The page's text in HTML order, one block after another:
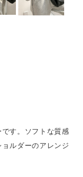
す。ソフトな質感
ルダーのアレンジ